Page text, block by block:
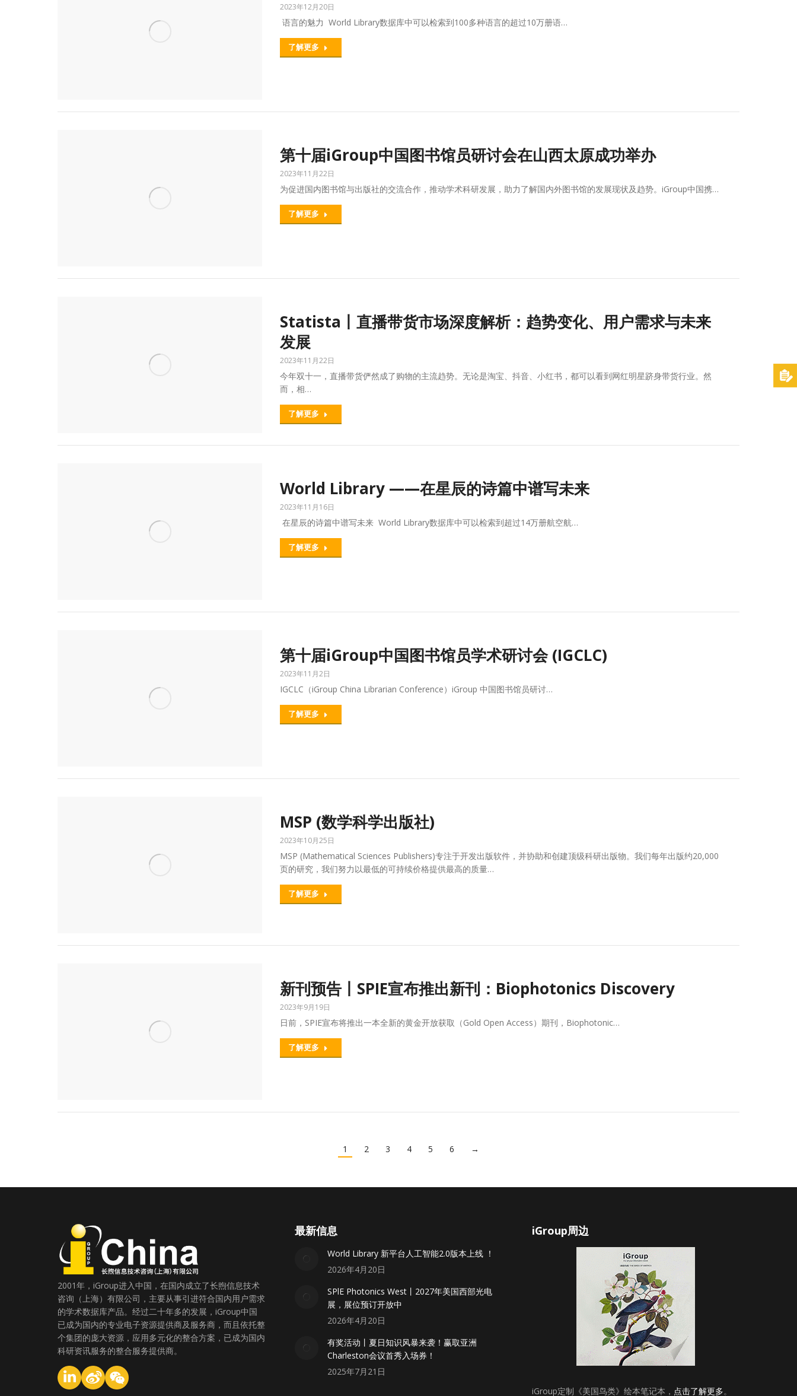
2023年12月20日
语言的魅力 World Library数据库中可以检索到100多种语言的超过10万册语…
了解更多
第十届iGroup中国图书馆员研讨会在山西太原成功举办
2023年11月22日
为促进国内图书馆与出版社的交流合作，推动学术科研发展，助力了解国内外图书馆的发展现状及趋势。iGroup中国携…
了解更多
Statista丨直播带货市场深度解析：趋势变化、用户需求与未来
发展
2023年11月22日
今年双十一，直播带货俨然成了购物的主流趋势。无论是淘宝、抖音、小红书，都可以看到网红明星跻身带货行业。然
而，相…
了解更多
World Library ——在星辰的诗篇中谱写未来
2023年11月16日
在星辰的诗篇中谱写未来 World Library数据库中可以检索到超过14万册航空航…
了解更多
第十届iGroup中国图书馆员学术研讨会 (IGCLC)
2023年11月2日
IGCLC（iGroup China Librarian Conference）iGroup 中国图书馆员研讨…
了解更多
MSP (数学科学出版社)
2023年10月25日
MSP (Mathematical Sciences Publishers)专注于开发出版软件，并协助和创建顶级科研出版物。我们每年出版约20,000
页的研究，我们努力以最低的可持续价格提供最高的质量…
了解更多
新刊预告丨SPIE宣布推出新刊：Biophotonics Discovery
2023年9月19日
日前，SPIE宣布将推出一本全新的黄金开放获取（Gold Open Access）期刊，Biophotonic…
了解更多
1 2 3 4 5 6 →
2001年，iGroup进入中国，在国内成立了长煦信息技术
咨询（上海）有限公司，主要从事引进符合国内用户需求
的学术数据库产品。经过二十年多的发展，iGroup中国
已成为国内的专业电子资源提供商及服务商，而且依托整
个集团的庞大资源，应用多元化的整合方案，已成为国内
科研资讯服务的整合服务提供商。
最新信息
World Library 新平台人工智能2.0版本上线 ！
2026年4月20日
SPlE Photonics West丨2027年美国西部光电
展，展位预订开放中
2026年4月20日
有奖活动丨夏日知识风暴来袭！赢取亚洲
Charleston会议首秀入场券！
2025年7月21日
iGroup周边
iGroup定制《美国鸟类》绘本笔记本， 点击了解更多。